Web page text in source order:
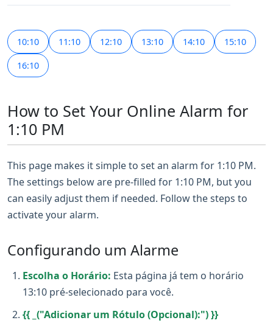
10:10 11:10 12:10 13:10 14:10 15:10
16:10
How to Set Your Online Alarm for
1:10 PM
This page makes it simple to set an alarm for 1:10 PM.
The settings below are pre-filled for 1:10 PM, but you
can easily adjust them if needed. Follow the steps to
activate your alarm.
Configurando um Alarme
Escolha o Horário: Esta página já tem o horário
13:10 pré-selecionado para você.
{{ _("Adicionar um Rótulo (Opcional):") }}